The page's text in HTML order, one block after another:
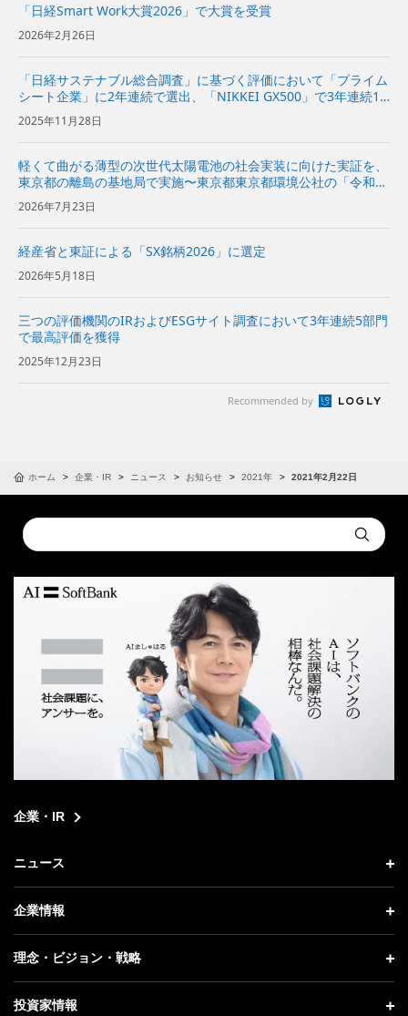
「日経Smart Work大賞2026」で大賞を受賞
2026年2月26日
「日経サステナブル総合調査」に基づく評価において「プライム
シート企業」に2年連続で選出、「NIKKEI GX500」で3年連続1
位を獲得
2025年11月28日
軽くて曲がる薄型の次世代太陽電池の社会実装に向けた実証を、
東京都の離島の基地局で実施〜東京都東京都環境公社の「令和8
年度 次世代再生可能エネルギー技術社会実装推進事業」に採択
～
2026年7月23日
経産省と東証による「SX銘柄2026」に選定
2026年5月18日
三つの評価機関のIRおよびESGサイト調査において3年連続5部門
で最高評価を獲得
2025年12月23日
Recommended by
ホーム 企業・IR ニュース お知らせ 2021年 2021年2月22日
Conduct
a
Submit
企業・IR
ニュース
ニュース トップ
プレスリリース
企業情報
企業情報 トップ
社長メッセージ
理念・ビジョン・戦略
理念・ビジョン・戦略 トップ
投資家情報